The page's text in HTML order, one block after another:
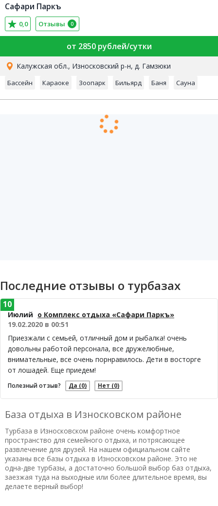
Сафари Паркъ
0,0 Отзывы 0
от 2850 рублей/сутки
Калужская обл., Износковский р-н, д. Гамзюки
Бассейн Караоке Зоопарк Бильярд Баня Сауна
Последние отзывы о турбазах
Июлий о Комплекс отдыха «Сафари Паркъ»
19.02.2020 в 00:51
Приезжали с семьей, отличный дом и рыбалка! очень
довольны работой персонала, все дружелюбные,
внимательные, все очень порнравилось. Дети в восторге
от лошадей. Еще приедем!
Полезный отзыв? Да (0) Нет (0)
10
База отдыха в Износковском районе
Турбаза в Износковском районе очень комфортное
пространство для семейного отдыха, и потрясающее
развлечение для друзей. На нашем официальном сайте
указаны все базы отдыха в Износковском районе. Это не
одна-две турбазы, а достаточно большой выбор баз отдыха,
заезжая туда на выходные или более длительное время, вы
делаете верный выбор!